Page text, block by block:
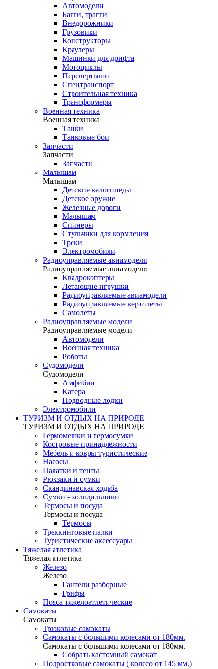
Автомодели
Багги, трагги
Внедорожники
Грузовики
Конструкторы
Краулеры
Машинки для дрифта
Мотоциклы
Перевертыши
Спецтранспорт
Строительная техника
Трансформеры
Военная техника
Военная техника
Танки
Танковые бои
Запчасти
Запчасти
Запчасти
Малышам
Малышам
Детские велосипеды
Детское оружие
Железные дороги
Малышам
Спинеры
Стульчики для кормления
Треки
Электромобили
Радиоуправляемые авиамодели
Радиоуправляемые авиамодели
Квадрокоптеры
Летающие игрушки
Радиоуправляемые авиамодели
Радиоуправляемые вертолеты
Самолеты
Радиоуправляемые модели
Радиоуправляемые модели
Автомодели
Военная техника
Роботы
Судомодели
Судомодели
Амфибии
Катера
Подводные лодки
Электромобили
ТУРИЗМ И ОТДЫХ НА ПРИРОДЕ
ТУРИЗМ И ОТДЫХ НА ПРИРОДЕ
Гермомешки и гермосумки
Костровые принадлежности
Мебель и ковры туристические
Насосы
Палатки и тенты
Рюкзаки и сумки
Скандинавская ходьба
Сумки - холодильники
Термосы и посуда
Термосы и посуда
Термосы
Треккинговые палки
Туристические аксессуары
Тяжелая атлетика
Тяжелая атлетика
Железо
Железо
Гантели разборные
Грифы
Пояса тяжелоатлетические
Самокаты
Самокаты
Трюковые самокаты
Самокаты с большими колесами от 180мм.
Самокаты с большими колесами от 180мм.
Собрать кастомный самокат
Подростковые самокаты ( колесо от 145 мм.)